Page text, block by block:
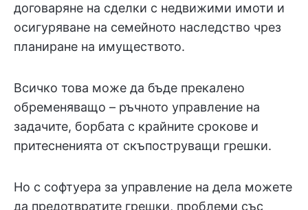
договаряне на сделки с недвижими имоти и
осигуряване на семейното наследство чрез
планиране на имуществото.
Всичко това може да бъде прекалено
обременяващо – ръчното управление на
задачите, борбата с крайните срокове и
притесненията от скъпоструващи грешки.
Но с софтуера за управление на дела можете
да предотвратите грешки, проблеми със